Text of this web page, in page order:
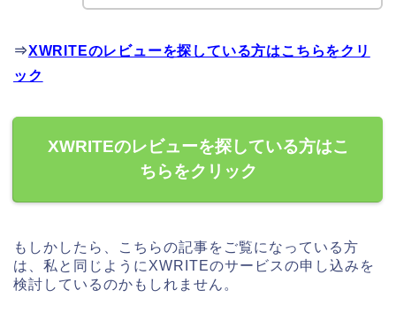
⇒XWRITEのレビューを探している方はこちらをクリ
ック
XWRITEのレビューを探している方はこ
ちらをクリック
もしかしたら、こちらの記事をご覧になっている方
は、私と同じようにXWRITEのサービスの申し込みを
検討しているのかもしれません。